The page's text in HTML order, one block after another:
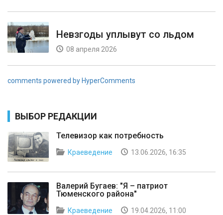
Невзгоды уплывут со льдом
08 апреля 2026
comments powered by HyperComments
ВЫБОР РЕДАКЦИИ
Телевизор как потребность
Краеведение 13.06.2026, 16:35
Валерий Бугаев: "Я – патриот
Тюменского района"
Краеведение 19.04.2026, 11:00